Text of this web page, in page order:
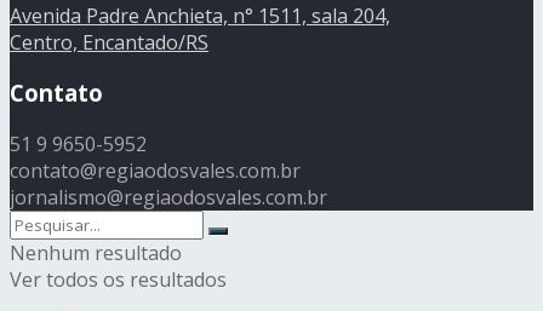
Avenida Padre Anchieta, n° 1511, sala 204,
Centro, Encantado/RS
Contato
51 9 9650-5952
contato@regiaodosvales.com.br
jornalismo@regiaodosvales.com.br
Nenhum resultado
Ver todos os resultados